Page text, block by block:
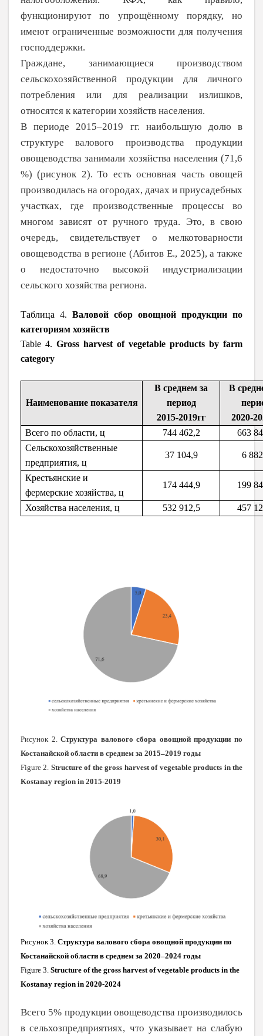
функционируют по упрощённому порядку, но
имеют ограниченные возможности для получения
господдержки.
Граждане, занимающиеся производством
сельскохозяйственной продукции для лич­ного
потребления или для реализации излишков,
относятся к категории хозяйств населения.
В периоде 2015–2019 гг. наибольшую долю в
структуре валового производства продукции
овощеводства занимали хозяйства населения (71,6
%) (рисунок 2). То есть основная часть овощей
производи­лась на огородах, дачах и приусадебных
участках, где производственные процессы во
многом зависят от ручного труда. Это, в свою
очередь, свидетельствует о
мелкотоварности
овощеводства в регионе (Абитов Е., 2025), а также
о недостаточно высокой индустриализации
сельского хозяйства региона.
Таблица 4. Валовой сбор овощной продукции по
категориям хозяйств
Table 4. Gross harvest of vegetable products by farm
category
Наименование показателя
В среднем за
период
2015-2019гг
В
2020-
Всего по области, ц
744 462,2
663
Сельскохозяйственные
предприятия, ц
37 104,9 6
Крестьянские и
фермерские хозяйства, ц
174 444,9 199
Хозяйства населения, ц 532 912,5 457
Рисунок 2.Структура валового сбора овощной продукции по
Костанайской области в среднем за 2015–2019 годы
Figure 2. Structure of the gross harvest of vegetable products in the
Kostanay region in 2015-2019
Рисунок 3. Структура валового сбора овощной продукции по
Костанайской области в среднем за 2020–2024 годы
Figure 3. Structure of the gross harvest of vegetable products in the
Kostanay region in 2020-2024
Всего 5% продукции овощеводства производилось
в сельхозпредприятиях, что указывает на слабую